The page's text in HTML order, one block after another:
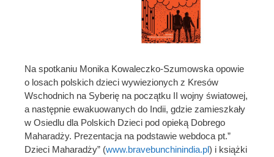
Na spotkaniu Monika Kowaleczko-Szumowska opowie
o losach polskich dzieci wywiezionych z Kresów
Wschodnich na Syberię na początku II wojny światowej,
a następnie ewakuowanych do Indii, gdzie zamieszkały
w Osiedlu dla Polskich Dzieci pod opieką Dobrego
Maharadży. Prezentacja na podstawie webdoca pt.”
Dzieci Maharadży” (www.bravebunchinindia.pl) i książki